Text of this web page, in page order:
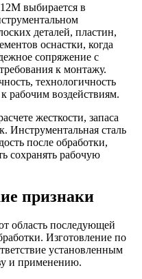
выбирается в
деталей, пластин,
оснастки, когда
сопряжение с
к монтажу.
технологичность
рабочим воздействиям.
жесткости, запаса
Инструментальная сталь
после обработки,
сохранять рабочую
признаки
область последующей
Изготовление по
установленным
и применению.